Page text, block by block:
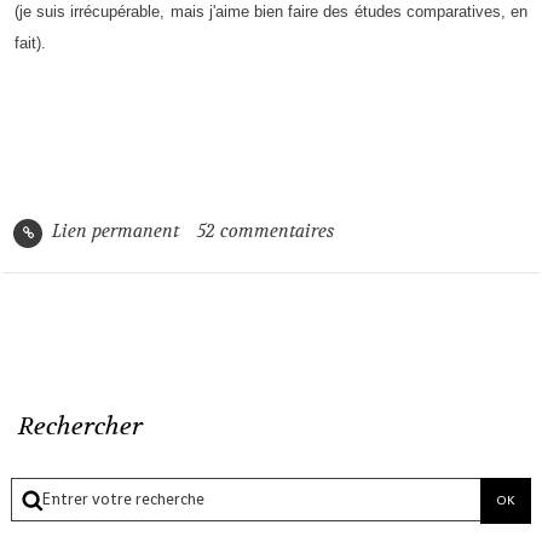
(je suis irrécupérable, mais j'aime bien faire des études comparatives, en
fait).
Lien permanent 52 commentaires
Rechercher